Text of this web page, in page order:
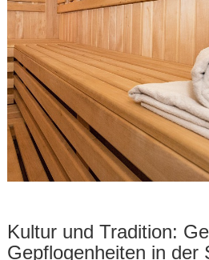
Kultur und Tradition:
Gepflogenheiten in der